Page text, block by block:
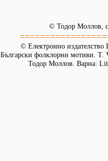
© Тодор Моллов,
© Електронно издателство
Български фолклорни мотиви.
Тодор Моллов. Варна: